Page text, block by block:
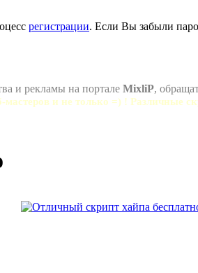
регистрации. Если Вы забыли
и рекламы на портале MixliP,
и не только =) !